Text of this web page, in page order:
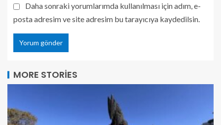
Daha sonraki yorumlarımda kullanılması için adım, e-
posta adresim ve site adresim bu tarayıcıya kaydedilsin.
MORE STORIES